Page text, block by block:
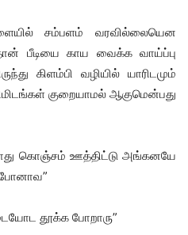
சம்பளம் வரவில்லையென
பீடியை காய வைக்க வாய்ப்பு
கிளம்பி வழியில் யாரிடமும்
குறையாமல் ஆகுமென்பது
கொஞ்சம் ஊத்திட்டு அங்கனயே
போனாவ”
தூக்க போறாரு”